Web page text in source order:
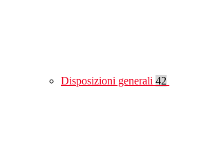
Disposizioni generali 42